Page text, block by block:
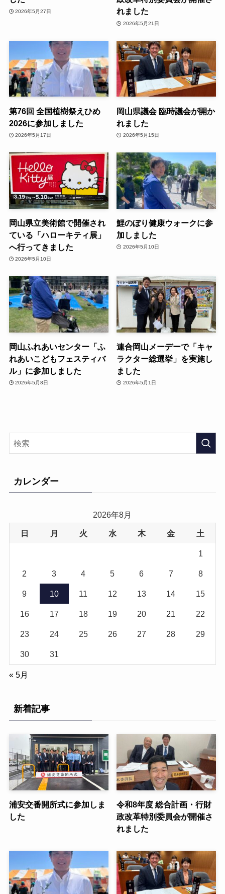
2026年5月27日
れました
2026年5月21日
第76回 全国植樹祭えひめ
2026に参加しました
2026年5月17日
岡山県議会 臨時議会が開か
れました
2026年5月15日
岡山県立美術館で開催され
ている「ハローキティ展」
へ行ってきました
2026年5月10日
鯉のぼり健康ウォークに参
加しました
2026年5月10日
岡山ふれあいセンター「ふ
れあいこどもフェスティバ
ル」に参加しました
2026年5月8日
連合岡山メーデーで「キャ
ラクター総選挙」を実施し
ました
2026年5月1日
カレンダー
2026年8月
日 月 火 水 木 金 土
1
2 3 4 5 6 7 8
9 10 11 12 13 14 15
16 17 18 19 20 21 22
23 24 25 26 27 28 29
30 31
« 5月
新着記事
浦安交番開所式に参加しま
した
令和8年度 総合計画・行財
政改革特別委員会が開催さ
れました